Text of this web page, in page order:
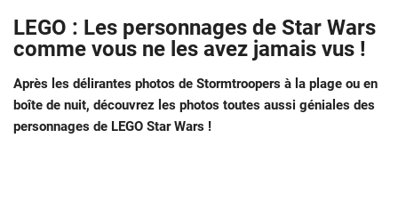
LEGO : Les personnages de Star Wars
comme vous ne les avez jamais vus !
Après les délirantes photos de Stormtroopers à la plage ou en
boîte de nuit, découvrez les photos toutes aussi géniales des
personnages de LEGO Star Wars !